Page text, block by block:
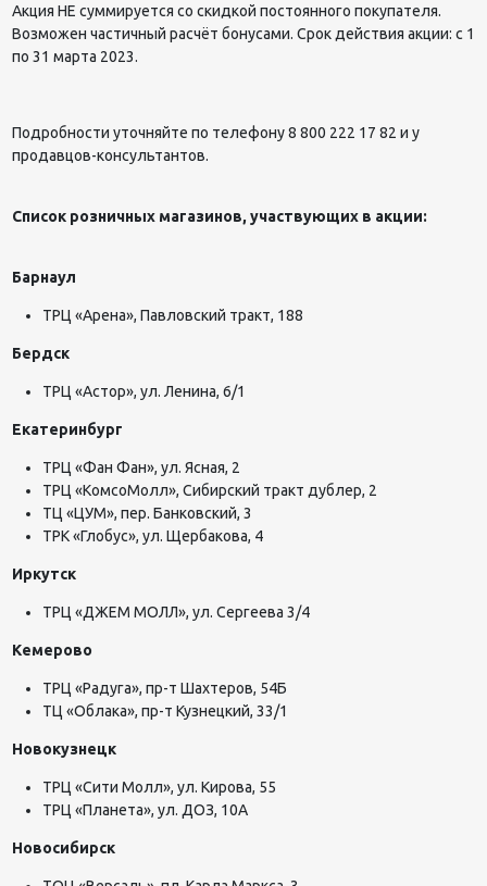
Акция НЕ суммируется со скидкой постоянного покупателя.
Возможен частичный расчёт бонусами. Срок действия акции: с 1
по 31 марта 2023.
Подробности уточняйте по телефону 8 800 222 17 82 и у
продавцов-консультантов.
Список розничных магазинов, участвующих в акции:
Барнаул
ТРЦ «Арена», Павловский тракт, 188
Бердск
ТРЦ «Астор», ул. Ленина, 6/1
Екатеринбург
ТРЦ «Фан Фан», ул. Ясная, 2
ТРЦ «КомсоМолл», Сибирский тракт дублер, 2
ТЦ «ЦУМ», пер. Банковский, 3
ТРК «Глобус», ул. Щербакова, 4
Иркутск
ТРЦ «ДЖЕМ МОЛЛ», ул. Сергеева 3/4
Кемерово
ТРЦ «Радуга», пр-т Шахтеров, 54Б
ТЦ «Облака», пр-т Кузнецкий, 33/1
Новокузнецк
ТРЦ «Сити Молл», ул. Кирова, 55
ТРЦ «Планета», ул. ДОЗ, 10А
Новосибирск